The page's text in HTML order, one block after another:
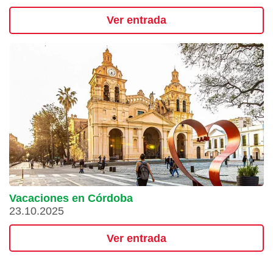
Ver entrada
Vacaciones en Córdoba
23.10.2025
Ver entrada